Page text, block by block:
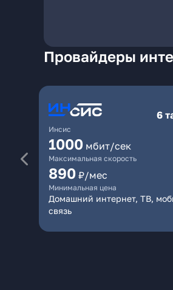
Провайдеры
Инсис
6
1000 мбит/сек
Максимальная скорость
890 ₽/мес
Минимальная цена
Домашний интернет, ТВ,
связь